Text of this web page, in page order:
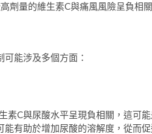
劑量的維生素C與痛風風險呈負相關
能涉及多個方面：
素C與尿酸水平呈現負相關，這可
有助於增加尿酸的溶解度，從而促